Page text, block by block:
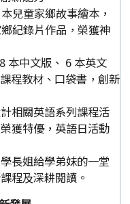
兒童家鄉故事繪本，
紀錄片作品，榮獲神
本中文版、 6 本英文
程教材、口袋書，創新
相關英語系列課程活
獲特優，英語日活動
長姐給學弟妹的一堂
程及深耕閱讀。